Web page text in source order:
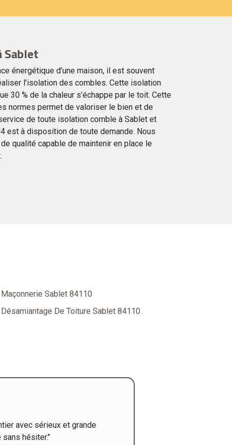
Sablet
énergétique d’une maison, il est souvent
l’isolation des combles. Cette isolation
30 % de la chaleur s’échappe par le toit. Cette
normes permet de valoriser le bien et de
de toute isolation comble à Sablet et
est à disposition de toute demande. Nous
qualité capable de maintenir en place le
Maçonnerie Sablet 84110
Désamiantage De Toiture Sablet 84110
avec sérieux et grande
hésiter."